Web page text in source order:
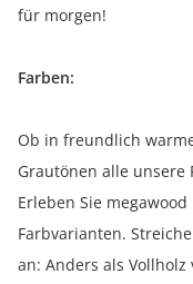
für morgen!
Farben:
Ob in freundlich
Grautönen alle
Erleben Sie
Farbvarianten.
an: Anders als